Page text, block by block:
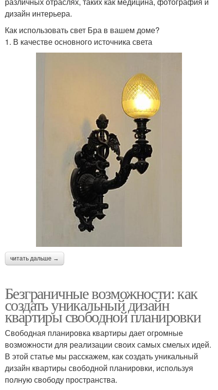
дизайн интерьера.
Как использовать свет Бра в вашем доме?
1. В качестве основного источника света
читать дальше →
Безграничные возможности: как
создать уникальный дизайн
квартиры свободной планировки
Свободная планировка квартиры дает огромные
возможности для реализации своих самых смелых идей.
В этой статье мы расскажем, как создать уникальный
дизайн квартиры свободной планировки, используя
полную свободу пространства.